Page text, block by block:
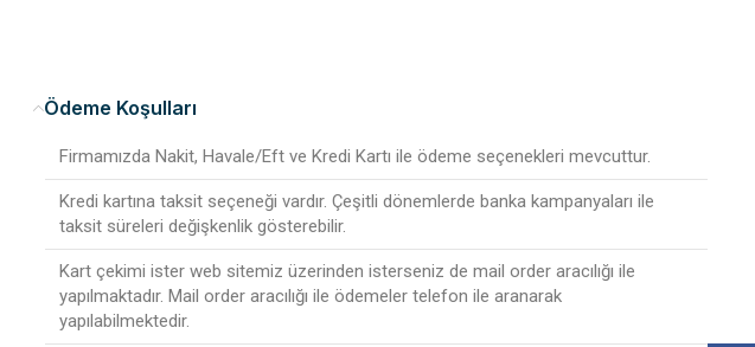
Ödeme Koşulları
Firmamızda Nakit, Havale/Eft ve Kredi Kartı ile ödeme seçenekleri mevcuttur.
Kredi kartına taksit seçeneği vardır. Çeşitli dönemlerde banka kampanyaları ile
taksit süreleri değişkenlik gösterebilir.
Kart çekimi ister web sitemiz üzerinden isterseniz de mail order aracılığı ile
yapılmaktadır. Mail order aracılığı ile ödemeler telefon ile aranarak
yapılabilmektedir.